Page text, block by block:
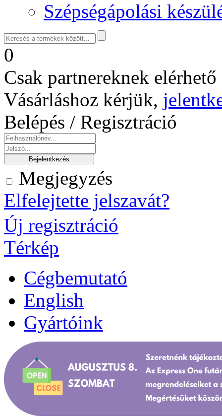
Szépségápolási
0
Csak partnereknek
Vásárláshoz kérjük,
Belépés / Regisztráció
Megjegyzés
Elfelejtette jelszavát?
Új regisztráció
Térkép
Cégbemutató
English
Gyártóink